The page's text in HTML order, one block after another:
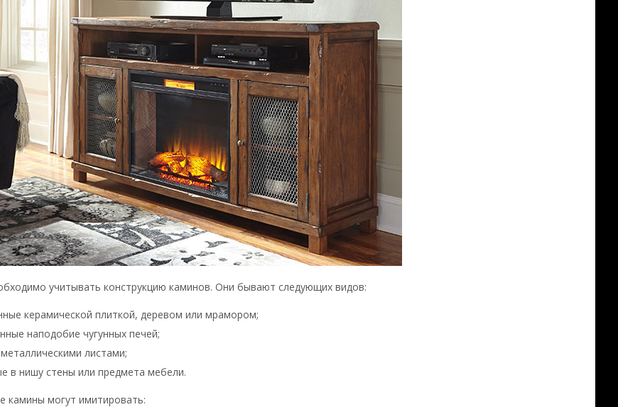
учитывать конструкцию каминов. Они бывают следующих видов:
керамической плиткой, деревом или мрамором;
наподобие чугунных печей;
листами;
в нишу стены или предмета мебели.
камины могут имитировать: